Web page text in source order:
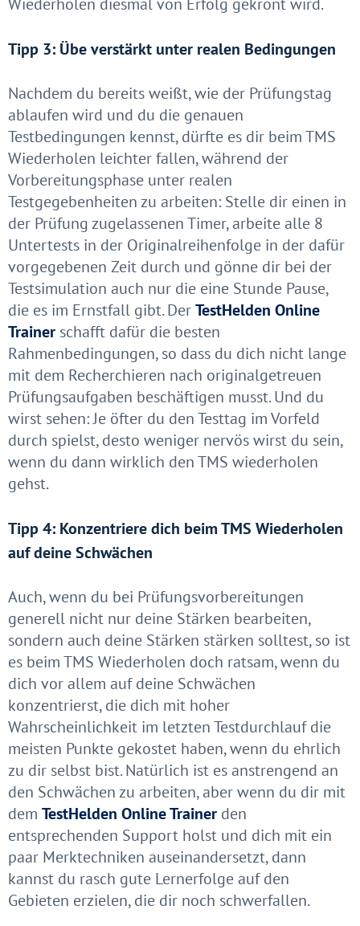
Tipp 3: Übe verstärkt unter realen Bedingungen
Nachdem du bereits weißt, wie der Prüfungstag
ablaufen wird und du die genauen
Testbedingungen kennst, dürfte es dir beim TMS
Wiederholen leichter fallen, während der
Vorbereitungsphase unter realen
Testgegebenheiten zu arbeiten: Stelle dir einen in
der Prüfung zugelassenen Timer, arbeite alle 8
Untertests in der Originalreihenfolge in der dafür
vorgegebenen Zeit durch und gönne dir bei der
Testsimulation auch nur die eine Stunde Pause,
die es im Ernstfall gibt. DerTestHelden Online
Trainer schafft dafür die besten
Rahmenbedingungen, so dass du dich nicht lange
mit dem Recherchieren nach originalgetreuen
Prüfungsaufgaben beschäftigen musst. Und du
wirst sehen: Je öfter du den Testtag im Vorfeld
durch spielst, desto weniger nervös wirst du sein,
wenn du dann wirklich den TMS wiederholen
gehst.
Tipp 4: Konzentriere dich beim TMS Wiederholen
auf deine Schwächen
Auch, wenn du bei Prüfungsvorbereitungen
generell nicht nur deine Stärken bearbeiten,
sondern auch deine Stärken stärken solltest, so ist
es beim TMS Wiederholen doch ratsam, wenn du
dich vor allem auf deine Schwächen
konzentrierst, die dich mit hoher
Wahrscheinlichkeit im letzten Testdurchlauf die
meisten Punkte gekostet haben, wenn du ehrlich
zu dir selbst bist. Natürlich ist es anstrengend an
den Schwächen zu arbeiten, aber wenn du dir mit
dem TestHelden Online Trainer den
entsprechenden Support holst und dich mit ein
paar Merktechniken auseinandersetzt, dann
kannst du rasch gute Lernerfolge auf den
Gebieten erzielen, die dir noch schwerfallen.